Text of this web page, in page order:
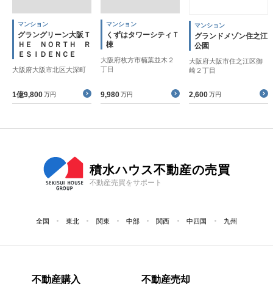
マンション
グラングリーン大阪Ｔ
ＨＥ ＮＯＲＴＨ Ｒ
ＥＳＩＤＥＮＣＥ
大阪府大阪市北区大深町
1億9,800 万円
マンション
くずはタワーシティＴ
棟
大阪府枚方市楠葉並木２
丁目
9,980 万円
マンション
グランドメゾン住之江
公園
大阪府大阪市住之江区御
崎２丁目
2,600 万円
積水ハウス不動産の売買
不動産売買をサポート
全国 東北 関東 中部 関西 中四国 九州
不動産購入 不動産売却